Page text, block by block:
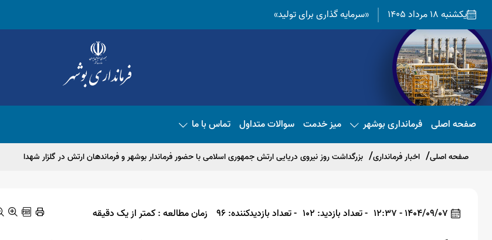
یکشنبه 18 مرداد 1405 «سرمایه گذاری برای تولید»
صفحه اصلی فرمانداری بوشهر میز خدمت سوالات متداول تماس با ما
صفحه اصلی اخبار فرمانداری بزرگداشت روز نیروی دریایی ارتش جمهوری اسلامی با حضور فرماندار بوشهر و فرماندهان ارتش در گلزار شهدا
1404/09/07 - 12:37 - تعداد بازدید: 102 - تعداد بازدیدکننده: 96 زمان مطالعه : کمتر از یک دقیقه